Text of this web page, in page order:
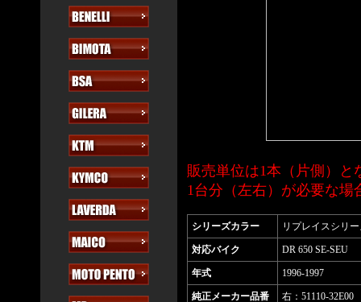
販売単位は1本（片側）と
1台分（左右）が必要な場
シリーズカラー リプレイスシリ
対応バイク DR 650 SE-SEU
年式 1996-1997
純正メーカー品番 右：51110-32E00